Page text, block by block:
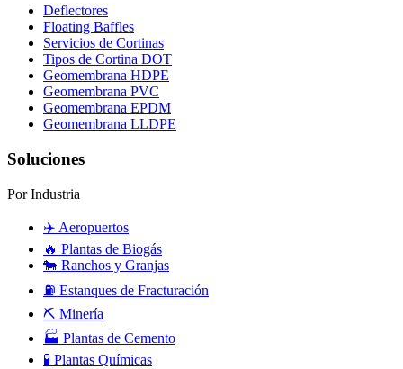
Deflectores
Floating Baffles
Servicios de Cortinas
Tipos de Cortina DOT
Geomembrana HDPE
Geomembrana PVC
Geomembrana EPDM
Geomembrana LLDPE
Soluciones
Por Industria
✈️ Aeropuertos
🔥 Plantas de Biogás
🐄 Ranchos y Granjas
⛽ Estanques de Fracturación
⛏️ Minería
🏭 Plantas de Cemento
🧪 Plantas Químicas